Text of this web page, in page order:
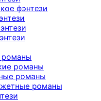
фэнтези
романы
романы
романы